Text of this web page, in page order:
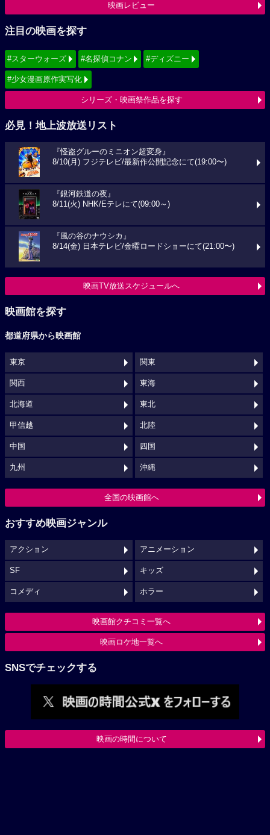
映画レビュー
注目の映画を探す
#スターウォーズ #名探偵コナン #ディズニー
#少女漫画原作実写化
シリーズ・映画祭作品を探す
必見！地上波放送リスト
『怪盗グルーのミニオン超変身』
8/10(月) フジテレビ/最新作公開記念にて(19:00〜)
『銀河鉄道の夜』
8/11(火) NHK/Eテレにて(09:00～)
『風の谷のナウシカ』
8/14(金) 日本テレビ/金曜ロードショーにて(21:00〜)
映画TV放送スケジュールへ
映画館を探す
都道府県から映画館
東京 関東
関西 東海
北海道 東北
甲信越 北陸
中国 四国
九州 沖縄
全国の映画館へ
おすすめ映画ジャンル
アクション アニメーション
SF キッズ
コメディ ホラー
映画館クチコミ一覧へ
映画ロケ地一覧へ
SNSでチェックする
映画の時間について